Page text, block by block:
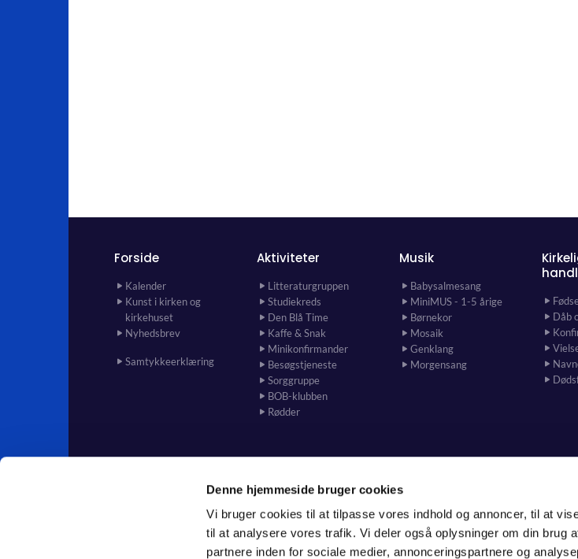
Denne hjemmeside bruger cookies
Vi bruger cookies til at tilpasse vores indhold og annoncer, til at
til at analysere vores trafik. Vi deler også oplysninger om din brug
partnere inden for sociale medier, annonceringspartnere og
Forside
Kalender
Kunst i kirken og
kirkehuset
Nyhedsbrev
Samtykkeerklæring
Aktiviteter
Litteraturgruppen
Studiekreds
Den Blå Time
Kaffe & Snak
Minikonfirmander
Besøgstjeneste
Sorggruppe
BOB-klubben
Rødder
Musik
Babysalmesang
MiniMUS - 1-5 årige
Børnekor
Mosaik
Genklang
Morgensang
Dåb